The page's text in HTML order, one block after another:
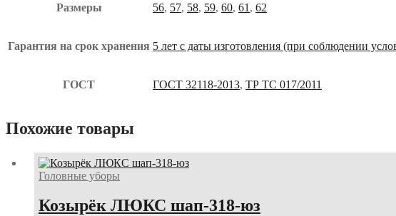
Размеры 56, 57, 58, 59, 60, 61 , 62
Гарантия на срок хранения 5 лет с даты изготовления (при соблюдении
ГОСТ ГОСТ 32118-2013, ТР ТС 017/2011
Похожие товары
Головные уборы
Козырёк ЛЮКС шап-318-юз